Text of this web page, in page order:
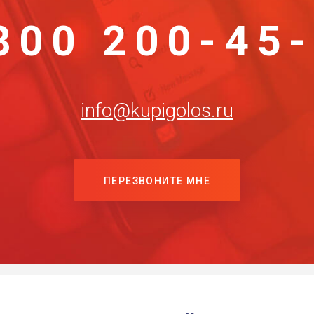
200-
info@kupigolos.ru
ПЕРЕЗВОНИТЕ МНЕ